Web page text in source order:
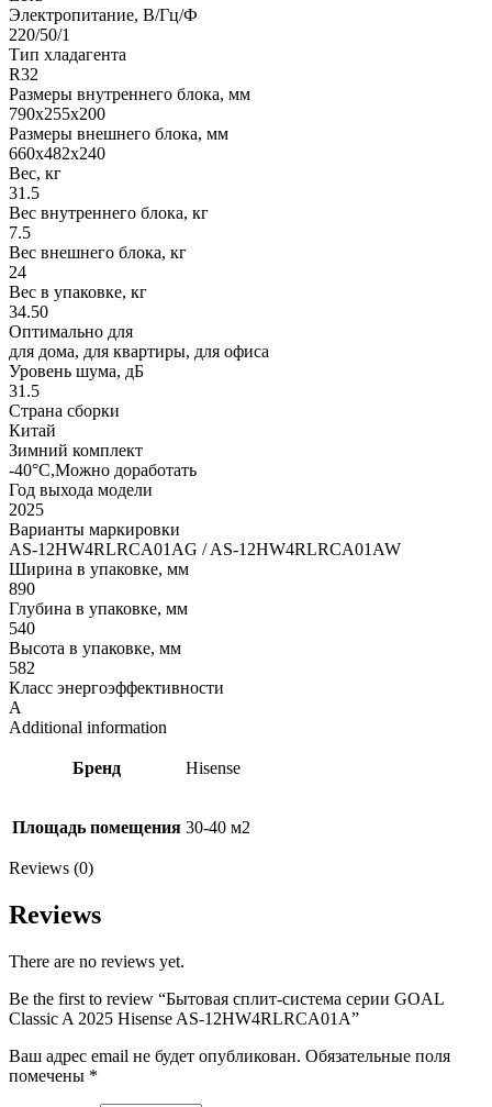
Электропитание, В/Гц/Ф
220/50/1
Тип хладагента
R32
Размеры внутреннего блока, мм
790x255x200
Размеры внешнего блока, мм
660x482x240
Вес, кг
31.5
Вес внутреннего блока, кг
7.5
Вес внешнего блока, кг
24
Вес в упаковке, кг
34.50
Оптимально для
для дома, для квартиры, для офиса
Уровень шума, дБ
31.5
Страна сборки
Китай
Зимний комплект
-40°C,Можно доработать
Год выхода модели
2025
Варианты маркировки
AS-12HW4RLRCA01AG / AS-12HW4RLRCA01AW
Ширина в упаковке, мм
890
Глубина в упаковке, мм
540
Высота в упаковке, мм
582
Класс энергоэффективности
A
Additional information
Бренд Hisense
Площадь помещения 30-40 м2
Reviews (0)
Reviews
There are no reviews yet.
Be the first to review “Бытовая сплит-система серии GOAL
Classic A 2025 Hisense AS-12HW4RLRCA01A”
Ваш адрес email не будет опубликован. Обязательные поля
помечены *